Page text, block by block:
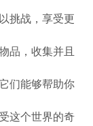
挑战，享受更
品，收集并且
们能够帮助你
这个世界的奇